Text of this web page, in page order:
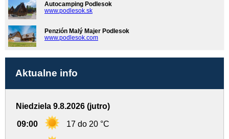
Autocamping Podlesok
www.podlesok.sk
Penzión Malý Majer Podlesok
www.podlesok.com
Aktualne info
Niedziela 9.8.2026 (jutro)
09:00 17 do 20 °C